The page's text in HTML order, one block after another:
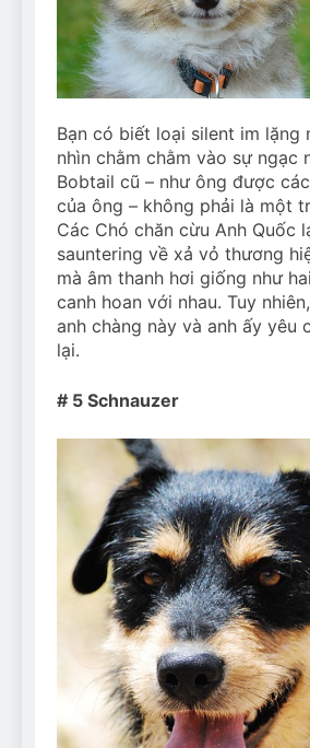
Bạn có biết loại silent im lặng
nhìn chằm chằm vào sự ngạc
Bobtail cũ – như ông được
của ông – không phải là một
Các Chó chăn cừu Anh Quốc
sauntering về xả vỏ thương
mà âm thanh hơi giống như
canh hoan với nhau. Tuy
anh chàng này và anh ấy yêu
lại.
# 5 Schnauzer